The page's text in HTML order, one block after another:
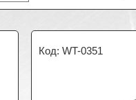
WT-0351